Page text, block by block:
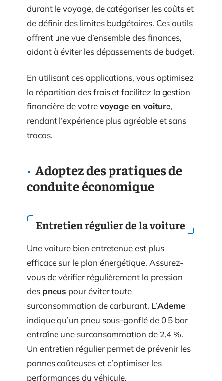
durant le voyage, de catégoriser les coûts et
de définir des limites budgétaires. Ces outils
offrent une vue d’ensemble des finances,
aidant à éviter les dépassements de budget.
En utilisant ces applications, vous optimisez
la répartition des frais et facilitez la gestion
financière de votrevoyage en voiture,
rendant l’expérience plus agréable et sans
tracas.
Adoptez des pratiques de
conduite économique
Entretien régulier de la voiture
Une voiture bien entretenue est plus
efficace sur le plan énergétique. Assurez-
vous de vérifier régulièrement la pression
des pneus pour éviter toute
surconsommation de carburant. L’Ademe
indique qu’un pneu sous-gonflé de 0,5 bar
entraîne une surconsommation de 2,4 %.
Un entretien régulier permet de prévenir les
pannes coûteuses et d’optimiser les
performances du véhicule.